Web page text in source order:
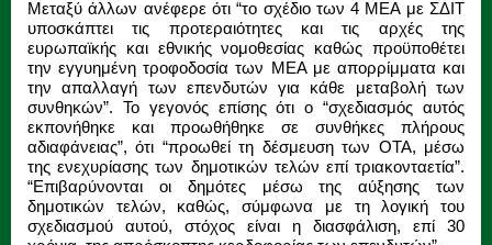
Μεταξύ άλλων ανέφερε ότι “το σχέδιο των 4 ΜΕΑ με ΣΔΙΤ
υποσκάπτει τις προτεραιότητες και τις αρχές της
ευρωπαϊκής και εθνικής νομοθεσίας καθώς προϋποθέτει
την εγγυημένη τροφοδοσία των ΜΕΑ με απορρίμματα και
την απαλλαγή των επενδυτών για κάθε μεταβολή των
συνθηκών”. Το γεγονός επίσης ότι ο “σχεδιασμός αυτός
εκπονήθηκε και προωθήθηκε σε συνθήκες πλήρους
αδιαφάνειας”, ότι “προωθεί τη δέσμευση των ΟΤΑ, μέσω
της ενεχυρίασης των δημοτικών τελών επί τριακονταετία”.
“Επιβαρύνονται οι δημότες μέσω της αύξησης των
δημοτικών τελών, καθώς, σύμφωνα με τη λογική του
σχεδιασμού αυτού, στόχος είναι η διασφάλιση, επί 30